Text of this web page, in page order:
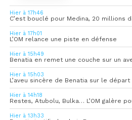
Hier à 17h46
C’est bouclé pour Medina, 20 millions
Hier à 17h01
L’OM relance une piste en défense
Hier à 15h49
Benatia en remet une couche sur un
Hier à 15h03
L’aveu sincère de Benatia sur le
Hier à 14h18
Hier à 13h33